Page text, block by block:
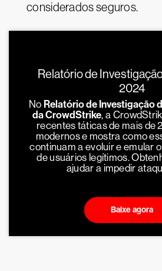
considerados seguros.
Relatório de
2024
No Relatório de Investigação
da CrowdStrike, a
recentes táticas de mais de
modernos e mostra como
continuam a evoluir e emular
de usuários legítimos.
ajudar a impedir
Baixe agora